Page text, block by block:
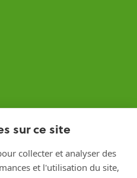
sur ce site
collecter et analyser des
et l'utilisation du site,